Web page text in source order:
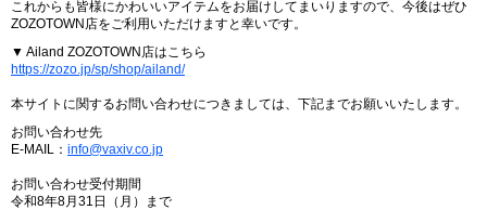
これからも皆様にかわいいアイテムをお届けしてまいりますので、今後はぜひ
ZOZOTOWN店をご利用いただけますと幸いです。
▼ Ailand ZOZOTOWN店はこちら
https://zozo.jp/sp/shop/ailand/
本サイトに関するお問い合わせにつきましては、下記までお願いいたします。
お問い合わせ先
E-MAIL： info@vaxiv.co.jp
お問い合わせ受付期間
令和8年8月31日（月）まで